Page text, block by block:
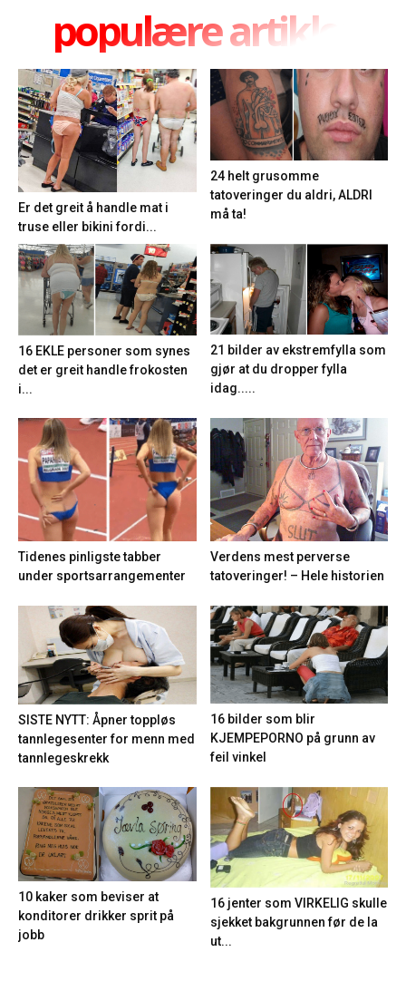
populære artikler
Er det greit å handle mat i
truse eller bikini fordi...
24 helt grusomme
tatoveringer du aldri, ALDRI
må ta!
16 EKLE personer som synes
det er greit handle frokosten
i...
21 bilder av ekstremfylla som
gjør at du dropper fylla
idag.....
Tidenes pinligste tabber
under sportsarrangementer
Verdens mest perverse
tatoveringer! – Hele historien
SISTE NYTT: Åpner toppløs
tannlegesenter for menn med
tannlegeskrekk
16 bilder som blir
KJEMPEPORNO på grunn av
feil vinkel
10 kaker som beviser at
konditorer drikker sprit på
jobb
16 jenter som VIRKELIG skulle
sjekket bakgrunnen før de la
ut...